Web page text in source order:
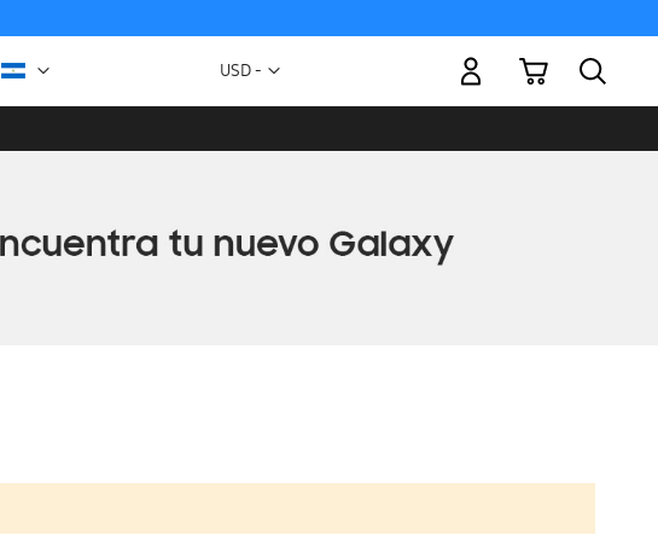
Moneda
USD -
Mi carrito